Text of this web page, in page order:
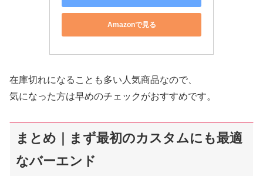
Amazonで見る
在庫切れになることも多い人気商品なので、
気になった方は早めのチェックがおすすめです。
まとめ｜まず最初のカスタムにも最適
なバーエンド